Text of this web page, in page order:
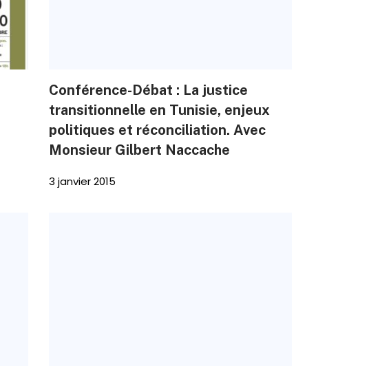
Conférence-Débat : La justice
transitionnelle en Tunisie, enjeux
politiques et réconciliation. Avec
Monsieur Gilbert Naccache
3 janvier 2015